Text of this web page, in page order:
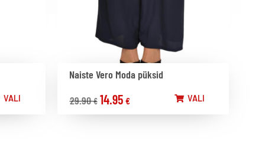
VALI
Naiste Vero Moda püksid
29.90€ 14.95 € VALI